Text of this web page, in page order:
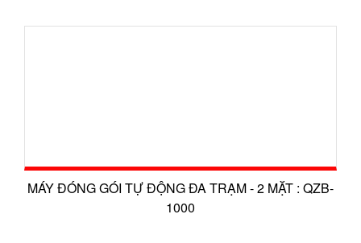
MÁY ĐÓNG GÓI TỰ ĐỘNG ĐA TRẠM - 2 MẶT : QZB-
1000